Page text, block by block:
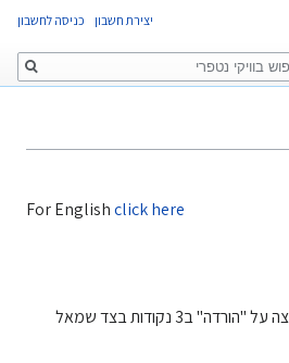
For Englishclick here
: כרגע לא ניתן לצפות דרך האתר או להוריד סרטון בודד. ניתן להוריד סרטון (קבצים אישיים בלבד) על ידי סימון של לפחות שני פריטים ב"וי", ואז לחיצה על "הורדה" ב3 נקודות בצד שמאל
יצירת חשבון כניסה לחשבון